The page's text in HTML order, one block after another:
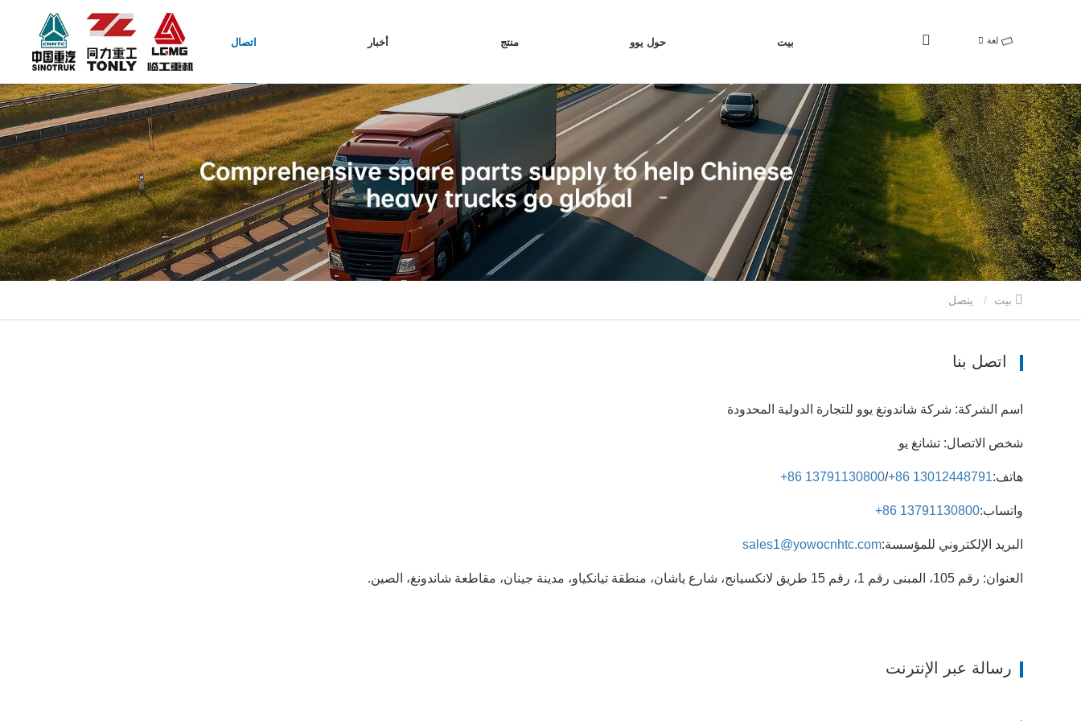
بيت حول يوو منتج أخبار اتصال لغة
اتصل بنا
اسم الشركة: شركة شاندونغ يوو للتجارة الدولية المحدودة
شخص الاتصال: تشانغ يو
هاتف: +86 13791130800/+86 13012448791
واتساب:+86 13791130800
البريد الإلكتروني للمؤسسة:sales1@yowocnhtc.com
العنوان: رقم 105، المبنى رقم 1، رقم 15 طريق لانكسيانج، شارع ياشان، منطقة تيانكياو، مدينة جينان، مقاطعة شاندونغ، الصين.
رسالة عبر الإنترنت